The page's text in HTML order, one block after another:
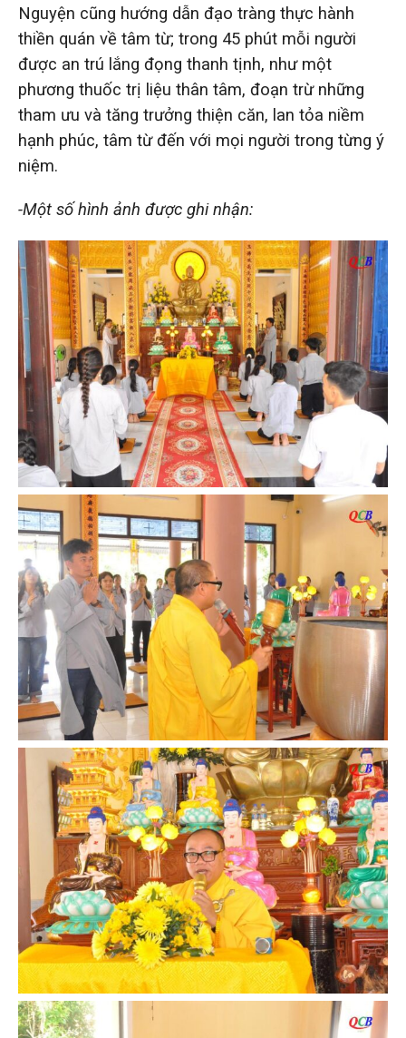
Nguyện cũng hướng dẫn đạo tràng thực hành
thiền quán về tâm từ; trong 45 phút mỗi người
được an trú lắng đọng thanh tịnh, như một
phương thuốc trị liệu thân tâm, đoạn trừ những
tham ưu và tăng trưởng thiện căn, lan tỏa niềm
hạnh phúc, tâm từ đến với mọi người trong từng ý
niệm.
-Một số hình ảnh được ghi nhận: